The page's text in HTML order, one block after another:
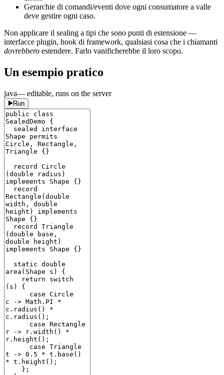
Gerarchie di comandi/eventi dove ogni consumatore a valle
deve gestire ogni caso.
Non applicare il sealing a tipi che sono punti di estensione —
interfacce plugin, hook di framework, qualsiasi cosa che i chiamanti
dovrebbero estendere. Farlo vanificherebbe il loro scopo.
Un esempio pratico
java— editable, runs on the server
Run